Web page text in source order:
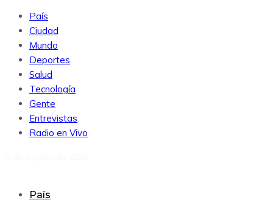
País
Ciudad
Mundo
Deportes
Salud
Tecnología
Gente
Entrevistas
Radio en Vivo
País